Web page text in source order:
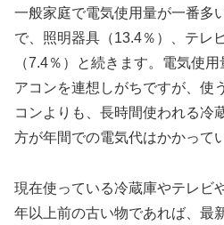
一般家庭で電気使用量が一番多
で、照明器具（13.4％）、テレ
（7.4％）と続きます。電気使
アコンを連想しがちですが、使
コンよりも、長時間使われる冷
方が年間での電気代はかかって
現在使っている冷蔵庫やテレビ
年以上前の古い物であれば、最